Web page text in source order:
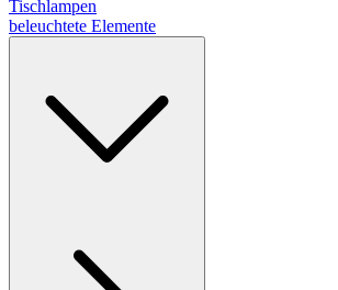
Tischlampen
beleuchtete Elemente